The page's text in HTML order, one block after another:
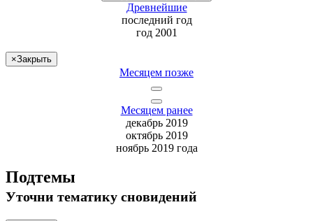
Древнейшие
последний год
год 2001
×Закрыть
Месяцем позже
Месяцем ранее
декабрь 2019
октябрь 2019
ноябрь 2019 года
Подтемы
Уточни тематику сновидений